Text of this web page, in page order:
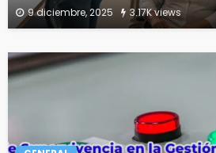
9 diciembre, 2025 3.17K views